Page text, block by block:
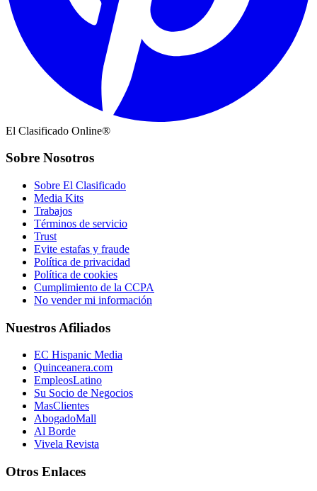
El Clasificado Online®
Sobre Nosotros
Sobre El Clasificado
Media Kits
Trabajos
Términos de servicio
Trust
Evite estafas y fraude
Política de privacidad
Política de cookies
Cumplimiento de la CCPA
No vender mi información
Nuestros Afiliados
EC Hispanic Media
Quinceanera.com
EmpleosLatino
Su Socio de Negocios
MasClientes
AbogadoMall
Al Borde
Vivela Revista
Otros Enlaces